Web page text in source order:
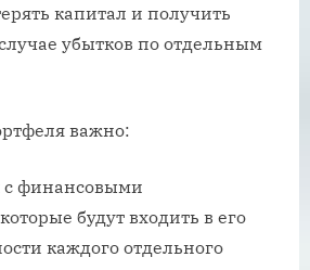
капитал и получить
убытков по отдельным
важно:
с финансовыми
будут входить в его
каждого отдельного